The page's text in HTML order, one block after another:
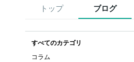
トップ ブログ
すべてのカテゴリ
コラム